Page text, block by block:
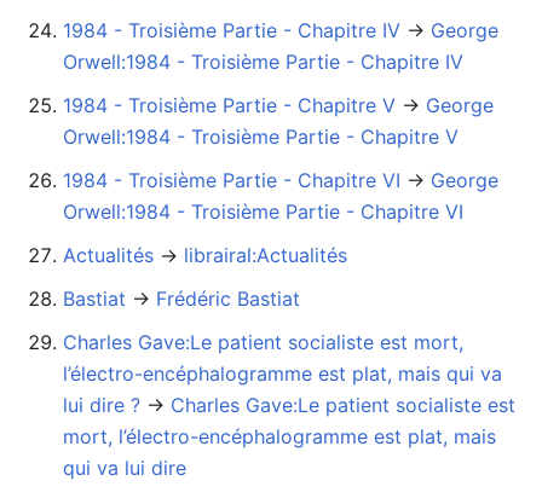
1984 - Troisième Partie - Chapitre IV →‎ George
Orwell:1984 - Troisième Partie - Chapitre IV
1984 - Troisième Partie - Chapitre V →‎ George
Orwell:1984 - Troisième Partie - Chapitre V
1984 - Troisième Partie - Chapitre VI →‎ George
Orwell:1984 - Troisième Partie - Chapitre VI
Actualités →‎ librairal:Actualités
Bastiat →‎ Frédéric Bastiat
Charles Gave:Le patient socialiste est mort,
l’électro-encéphalogramme est plat, mais qui va
lui dire ? →‎ Charles Gave:Le patient socialiste est
mort, l’électro-encéphalogramme est plat, mais
qui va lui dire